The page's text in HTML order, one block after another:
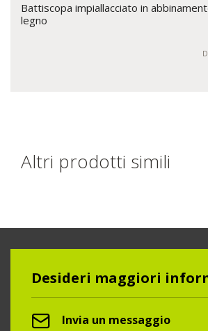
Battiscopa impiallacciato in
legno
Altri prodotti simili
Desideri maggiori
Invia un messaggio